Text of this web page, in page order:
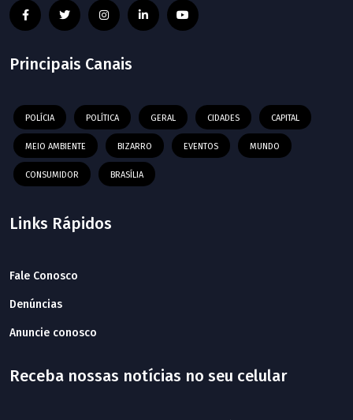
Principais Canais
POLÍCIA POLÍTICA GERAL CIDADES CAPITAL
MEIO AMBIENTE BIZARRO EVENTOS MUNDO
CONSUMIDOR BRASÍLIA
Links Rápidos
Fale Conosco
Denúncias
Anuncie conosco
Receba nossas notícias no seu celular